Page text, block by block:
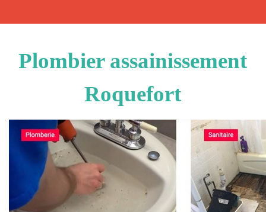
Plombier assainissement
Roquefort